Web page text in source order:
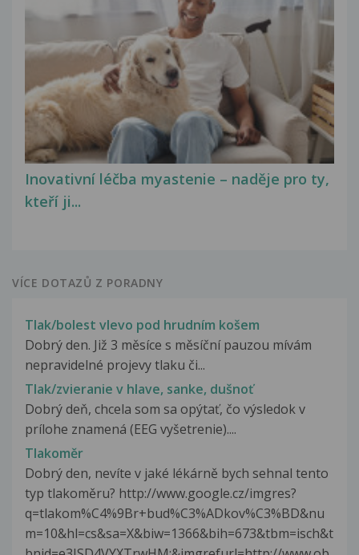
Inovativní léčba myastenie – naděje pro ty,
kteří ji...
VÍCE DOTAZŮ Z PORADNY
Tlak/bolest vlevo pod hrudním košem
Dobrý den. Již 3 měsíce s měsíční pauzou mívám
nepravidelné projevy tlaku či...
Tlak/zvieranie v hlave, sanke, dušnoť
Dobrý deň, chcela som sa opýtať, čo výsledok v
prílohe znamená (EEG vyšetrenie)....
Tlakoměr
Dobrý den, nevíte v jaké lékárně bych sehnal tento
typ tlakoměru? http://www.google.cz/imgres?
q=tlakom%C4%9Br+bud%C3%ADkov%C3%BD&nu
m=10&hl=cs&sa=X&biw=1366&bih=673&tbm=isch&t